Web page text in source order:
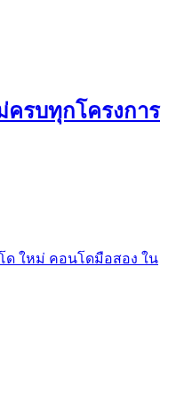
ครบทุกโครงการ
ด ใหม่ คอนโดมือสอง ใน